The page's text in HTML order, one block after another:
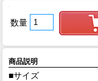
数量
商品説明
■サイズ